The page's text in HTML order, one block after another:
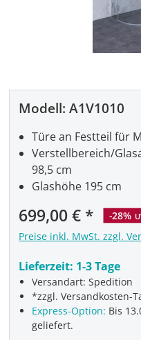
Modell: A1V1010
699,00 € -28%
Preise inkl. MwSt. zzgl.
Lieferzeit: 1-3 Tage
Versandart: Spedition
*zzgl. Versandkosten-
Express-Option: Bis
geliefert.
Türe an Festteil für
Verstellbereich/
98,5 cm
Glashöhe 195 cm